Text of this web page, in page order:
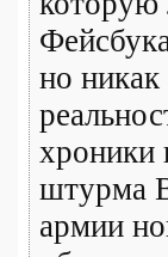
но никак
хроники
штурма
армии